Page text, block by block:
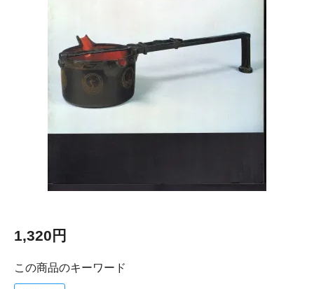
1,320円
この商品のキーワード